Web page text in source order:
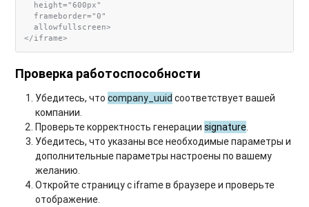
  height="600px"
  frameborder="0"
  allowfullscreen>
Проверка работоспособности
Убедитесь, чтоcompany_uuid соответствует вашей
компании.
Проверьте корректность генерацииsignature.
Убедитесь, что указаны все необходимые параметры и
дополнительные параметры настроены по вашему
желанию.
Откройте страницу с iframe в браузере и проверьте
отображение.